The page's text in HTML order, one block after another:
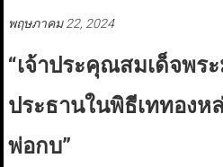
พฤษภาคม 22, 2024
“เจ้าประคุณสมเด็จพร
ประธานในพิธีเททองห
พ่อกบ”